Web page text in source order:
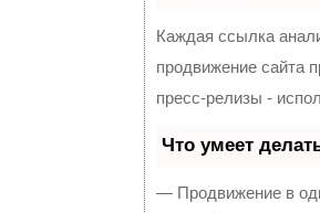
Каждая ссылка
продвижение сайта
пресс-релизы -
Что умеет
— Продвижение в